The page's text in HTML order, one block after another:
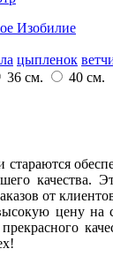
Изобилие
цыпленок
36 см.
40 см.
качества.
от
цену на